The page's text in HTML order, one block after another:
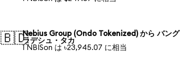
🇧🇩Nebius Group (Ondo Tokenized) から バング
ラデシュ・タカ
1 NBISon は ৳23,945.07 に相当